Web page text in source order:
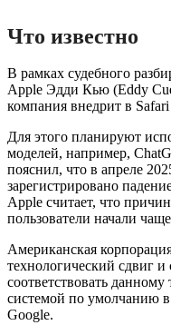
Что известно
В рамках судебного
Apple Эдди Кью (Eddy
компания внедрит в
Для этого планируют
моделей, например,
пояснил, что в апреле
зарегистрировано
Apple считает, что
пользователи начали
Американская
технологический сдвиг и
соответствовать
системой по умолчанию в
Google.